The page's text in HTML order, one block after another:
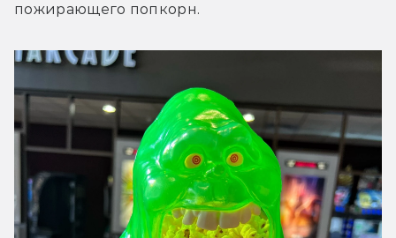
пожирающего попкорн.